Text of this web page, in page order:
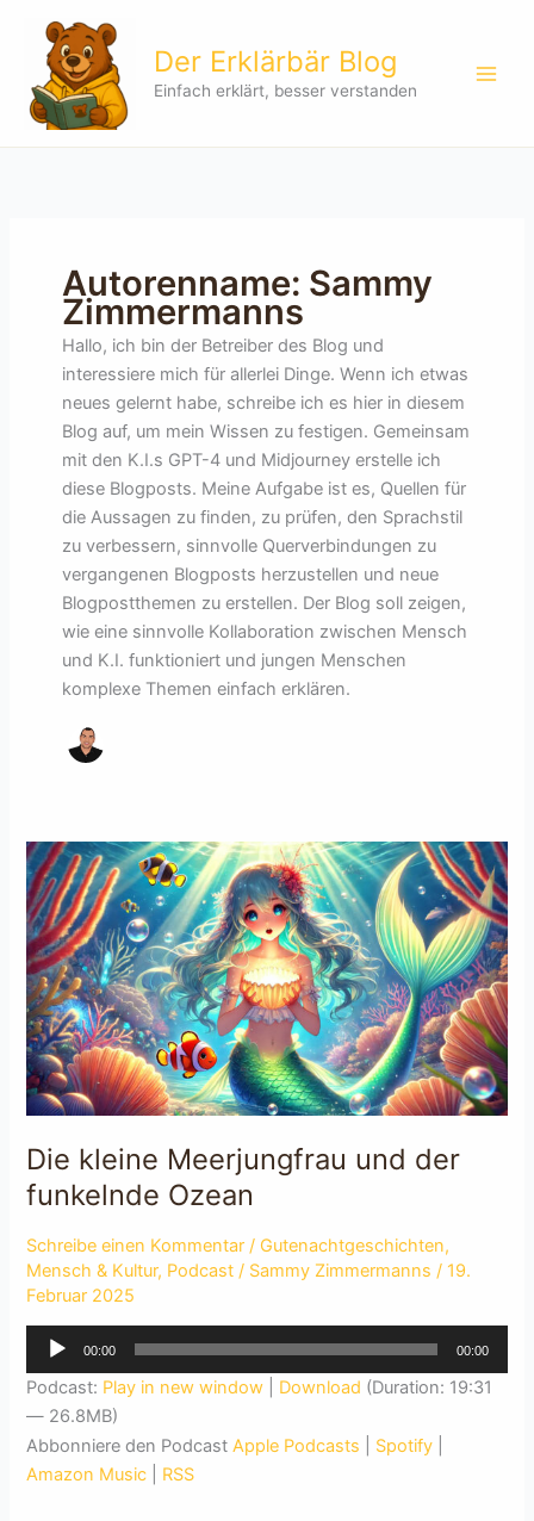
springen
Der Erklärbär Blog
Einfach erklärt, besser verstanden
Autorenname: Sammy
Zimmermanns
Hallo, ich bin der Betreiber des Blog und
interessiere mich für allerlei Dinge. Wenn ich etwas
neues gelernt habe, schreibe ich es hier in diesem
Blog auf, um mein Wissen zu festigen. Gemeinsam
mit den K.I.s GPT-4 und Midjourney erstelle ich
diese Blogposts. Meine Aufgabe ist es, Quellen für
die Aussagen zu finden, zu prüfen, den Sprachstil
zu verbessern, sinnvolle Querverbindungen zu
vergangenen Blogposts herzustellen und neue
Blogpostthemen zu erstellen. Der Blog soll zeigen,
wie eine sinnvolle Kollaboration zwischen Mensch
und K.I. funktioniert und jungen Menschen
komplexe Themen einfach erklären.
Die kleine Meerjungfrau und der
funkelnde Ozean
Schreibe einen Kommentar / Gutenachtgeschichten,
Mensch & Kultur, Podcast / Sammy Zimmermanns/ 19.
Februar 2025
Audio-
00:00 00:00
Podcast: Play in new window Download (Duration: 19:31
— 26.8MB)
Abbonniere den PodcastApple Podcasts Spotify
Amazon Music
RSS